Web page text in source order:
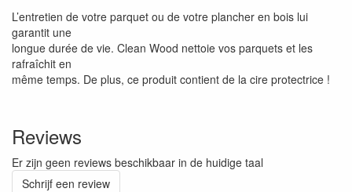
L’entretien de votre parquet ou de votre plancher en bois lui
garantit une
longue durée de vie. Clean Wood nettoie vos parquets et les
rafraîchit en
même temps. De plus, ce produit contient de la cire protectrice !
Reviews
Er zijn geen reviews beschikbaar in de huidige taal
Schrijf een review